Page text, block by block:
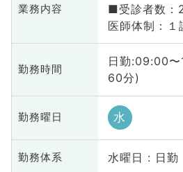
業務内容
■受診者数
医師体制：１
勤務時間
日勤:09:00
60分)
勤務曜日 水
勤務体系 水曜日 : 日勤